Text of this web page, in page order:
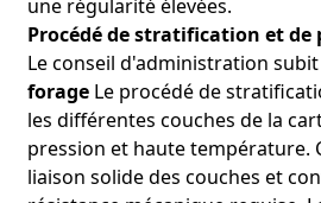
une régularité élevées.
Procédé de stratification et de
Le conseil d'administration subit
forageLe procédé de
les différentes couches de la
pression et haute température.
liaison solide des couches et